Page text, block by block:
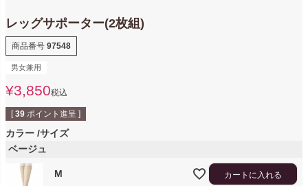
レッグサポーター(2枚組)
商品番号 97548
男女兼用
¥3,850税込
[ 39 ポイント進呈 ]
カラー サイズ
ベージュ
M カートに入れる